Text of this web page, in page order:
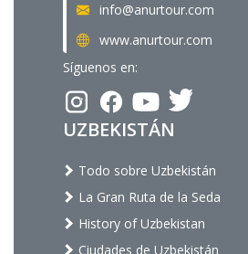
info@anurtour.com
www.anurtour.com
Síguenos en:
UZBEKISTÁN
Todo sobre Uzbekistán
La Gran Ruta de la Seda
History of Uzbekistan
Ciudades de Uzbekistán